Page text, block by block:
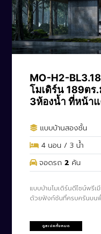
CODE: MO-H2-
MO-H2-
โมเดิร์น 189ต
3ห้องน้ำ ที่หน้า
แบบบ้านสองชั้น
4 นอน / 3 น้ำ
จอดรถ 2 คัน
แบบบ้านโมเดิร์นดีไซน์พรี
ด้วยฟังก์ชันที่ครบครันบน
ดูสเปคทั้งหมด